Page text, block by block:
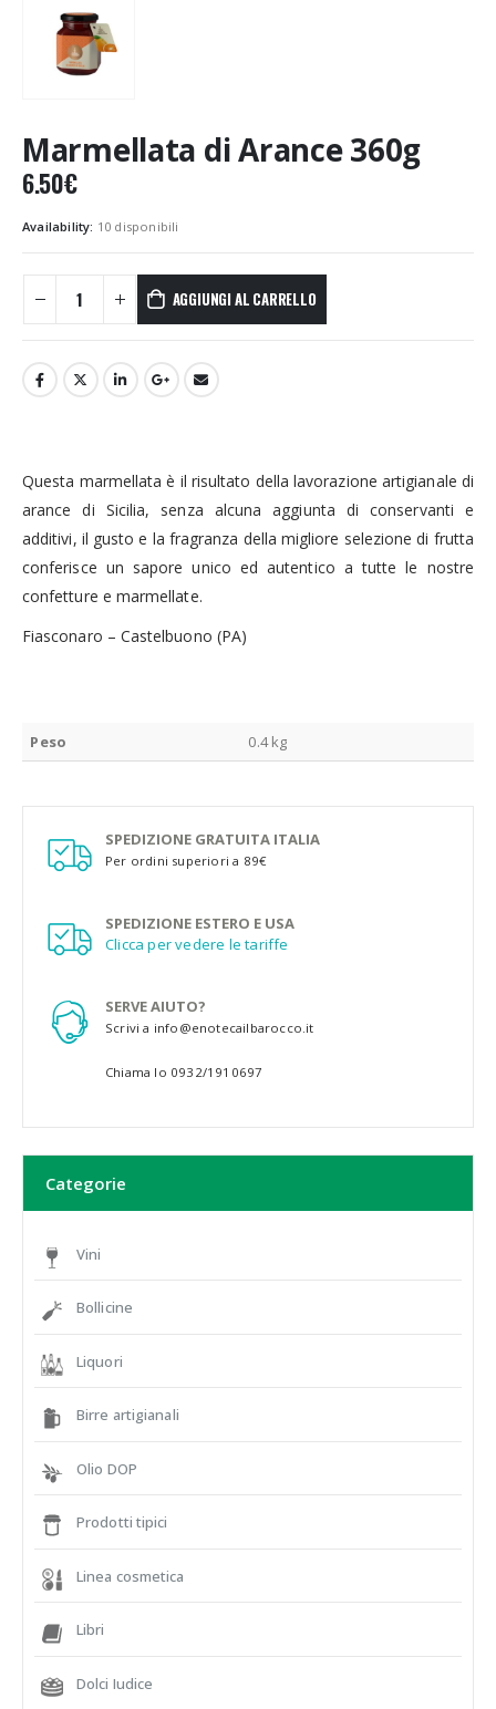
Marmellata di Arance 360g
6.50€
Availability: 10 disponibili
AGGIUNGI AL CARRELLO
Questa marmellata è il risultato della lavorazione artigianale di
arance di Sicilia, senza alcuna aggiunta di conservanti e
additivi, il gusto e la fragranza della migliore selezione di frutta
conferisce un sapore unico ed autentico a tutte le nostre
confetture e marmellate.
Fiasconaro – Castelbuono (PA)
Peso 0.4 kg
SPEDIZIONE GRATUITA ITALIA
Per ordini superiori a 89€
SPEDIZIONE ESTERO E USA
Clicca per vedere le tariffe
SERVE AIUTO?
Scrivi a info@enotecailbarocco.it
Chiama lo 0932/1910697
Categorie
Vini
Bollicine
Liquori
Birre artigianali
Olio DOP
Prodotti tipici
Linea cosmetica
Libri
Dolci Iudice